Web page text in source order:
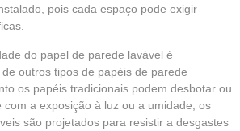
pois cada espaço pode exigir
do papel de parede lavável é
outros tipos de papéis de parede
os papéis tradicionais podem desbotar ou
com a exposição à luz ou a umidade, os
são projetados para resistir a desgastes